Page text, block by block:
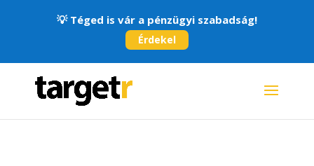
💡 Téged is vár a pénzügyi szabadság!
Érdekel